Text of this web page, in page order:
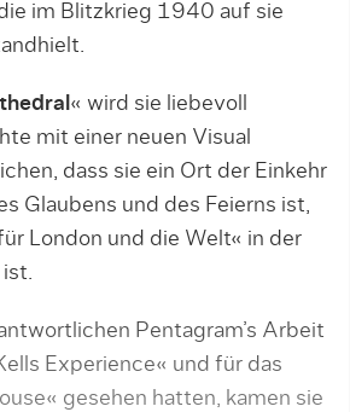
im Blitzkrieg 1940 auf sie
« wird sie liebevoll
mit einer neuen Visual
dass sie ein Ort der Einkehr
Glaubens und des Feierns ist,
London und die Welt« in der
Pentagram’s Arbeit
Experience« und für das
gesehen hatten, kamen sie